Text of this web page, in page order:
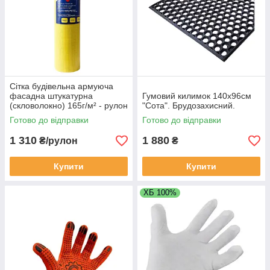
Сітка будівельна армуюча
фасадна штукатурна
(скловолокно) 165г/м² - рулон
1х50м. (для зовнішніх робіт)
Готово до відправки
1 310 ₴/рулон
Купити
Гумовий килимок 140х96см
"Сота". Брудозахисний.
Готово до відправки
1 880 ₴
Купити
ХБ 100%